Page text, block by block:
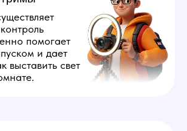
должен
делать,
важна
сфере 18+.